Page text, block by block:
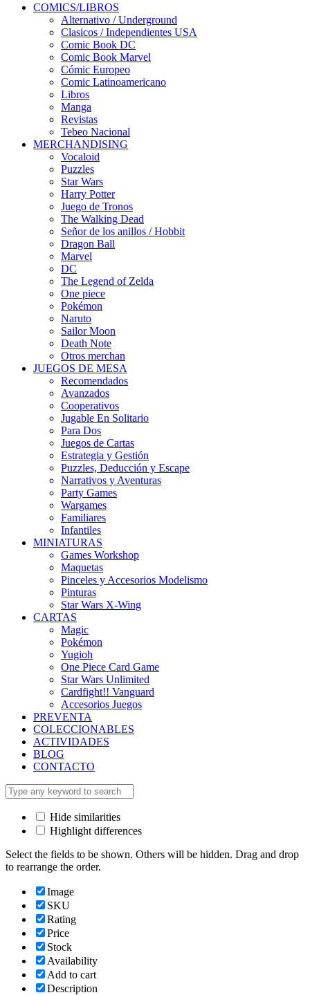
COMICS/LIBROS
Alternativo / Underground
Clasicos / Independientes USA
Comic Book DC
Comic Book Marvel
Cómic Europeo
Comic Latinoamericano
Libros
Manga
Revistas
Tebeo Nacional
MERCHANDISING
Vocaloid
Puzzles
Star Wars
Harry Potter
Juego de Tronos
The Walking Dead
Señor de los anillos / Hobbit
Dragon Ball
Marvel
DC
The Legend of Zelda
One piece
Pokémon
Naruto
Sailor Moon
Death Note
Otros merchan
JUEGOS DE MESA
Recomendados
Avanzados
Cooperativos
Jugable En Solitario
Para Dos
Juegos de Cartas
Estrategia y Gestión
Puzzles, Deducción y Escape
Narrativos y Aventuras
Party Games
Wargames
Familiares
Infantiles
MINIATURAS
Games Workshop
Maquetas
Pinceles y Accesorios Modelismo
Pinturas
Star Wars X-Wing
CARTAS
Magic
Pokémon
Yugioh
One Piece Card Game
Star Wars Unlimited
Cardfight!! Vanguard
Accesorios Juegos
PREVENTA
COLECCIONABLES
ACTIVIDADES
BLOG
CONTACTO
Hide similarities
Highlight differences
Select the fields to be shown. Others will be hidden. Drag and drop
to rearrange the order.
Image
SKU
Rating
Price
Stock
Availability
Add to cart
Description